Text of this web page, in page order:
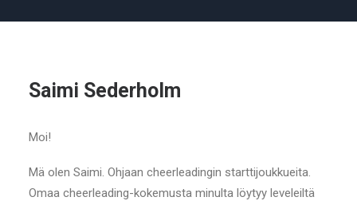
Saimi Sederholm
Moi!
Mä olen Saimi. Ohjaan cheerleadingin starttijoukkueita.
Omaa cheerleading-kokemusta minulta löytyy leveleiltä